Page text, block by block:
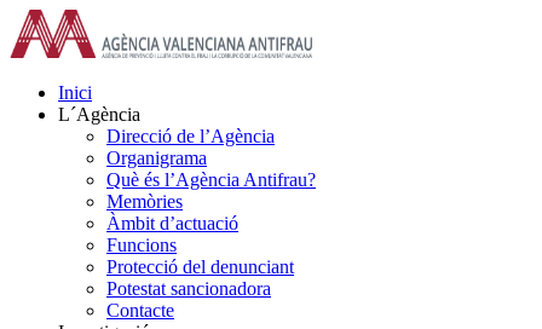
Skip
to
content
Inici
L´Agència
Direcció de l’Agència
Organigrama
Què és l’Agència Antifrau?
Memòries
Àmbit d’actuació
Funcions
Protecció del denunciant
Potestat sancionadora
Contacte